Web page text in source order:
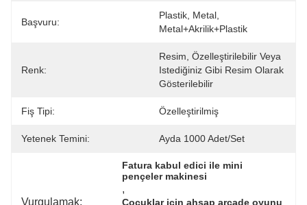
Başvuru:
Plastik, Metal,
Metal+akrilik+plastik
Renk:
Resim, Özelleştirilebilir Veya
Istediğiniz Gibi Resim Olarak
Gösterilebilir
Fiş Tipi: Özelleştirilmiş
Yetenek Temini: Ayda 1000 Adet/set
Vurgulamak:
Fatura kabul edici ile mini
pençeler makinesi
,
Çocuklar için ahşap arcade oyunu